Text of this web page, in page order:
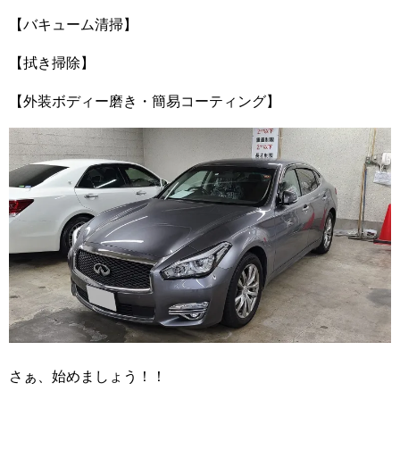
【バキューム清掃】
【拭き掃除】
【外装ボディー磨き・簡易コーティング】
さぁ、始めましょう！！